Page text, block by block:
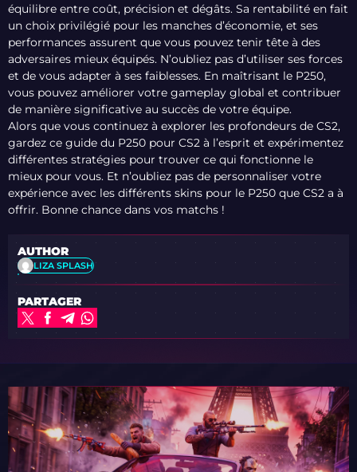
équilibre entre coût, précision et dégâts. Sa rentabilité en fait
un choix privilégié pour les manches d’économie, et ses
performances assurent que vous pouvez tenir tête à des
adversaires mieux équipés. N’oubliez pas d’utiliser ses forces
et de vous adapter à ses faiblesses. En maîtrisant le P250,
vous pouvez améliorer votre gameplay global et contribuer
de manière significative au succès de votre équipe.
Alors que vous continuez à explorer les profondeurs de CS2,
gardez ce guide du P250 pour CS2 à l’esprit et expérimentez
différentes stratégies pour trouver ce qui fonctionne le
mieux pour vous. Et n’oubliez pas de personnaliser votre
expérience avec les différents skins pour le P250 que CS2 a à
offrir. Bonne chance dans vos matchs !
AUTHOR
LIZA SPLASH
PARTAGER